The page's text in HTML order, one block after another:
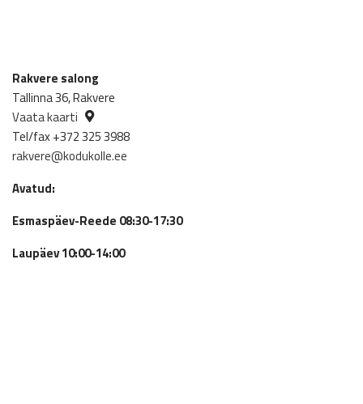
Rakvere salong
Tallinna 36, Rakvere
Vaata kaarti
Tel/fax +372 325 3988
rakvere@kodukolle.ee
Avatud:
Esmaspäev-Reede 08:30-17:30
Laupäev 10:00-14:00